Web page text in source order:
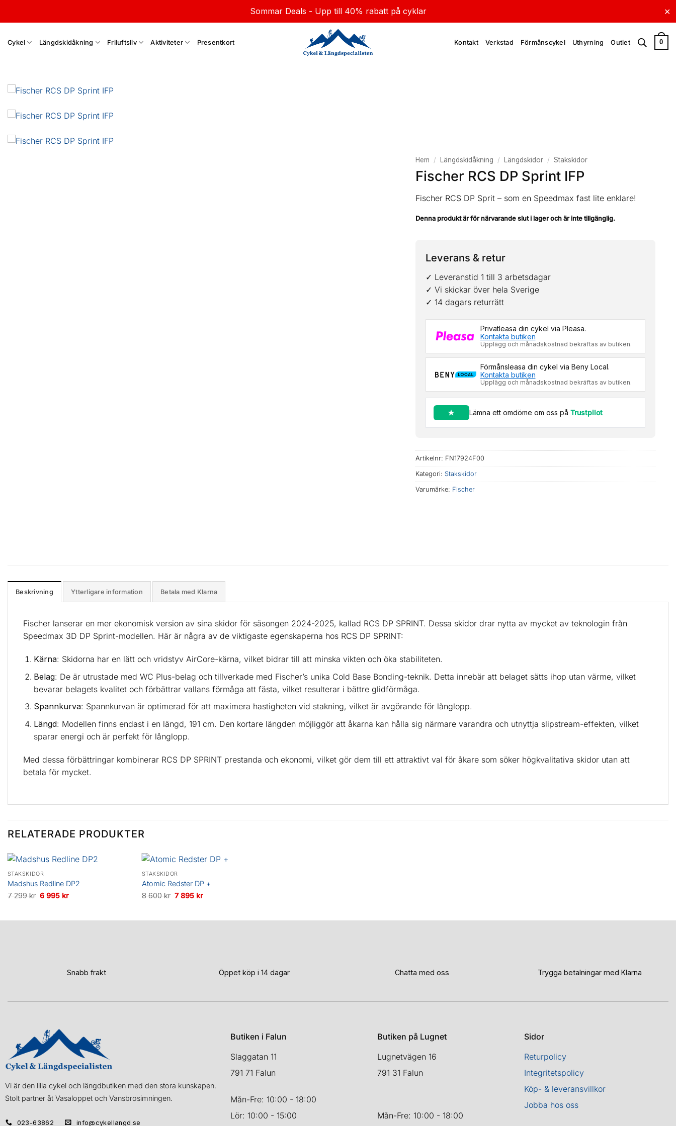
Sommar Deals - Upp till 40% rabatt på cyklar ✕
Cykel Längdskidåkning Friluftsliv Aktiviteter Presentkort Kontakt Verkstad Förmånscykel Uthyrning Outlet 0
Hem / Längdskidåkning / Längdskidor / Stakskidor
Fischer RCS DP Sprint IFP
Fischer RCS DP Sprit – som en Speedmax fast lite enklare!
Denna produkt är för närvarande slut i lager och är inte tillgänglig.
Leverans & retur
✓ Leveranstid 1 till 3 arbetsdagar
✓ Vi skickar över hela Sverige
✓ 14 dagars returrätt
Privatleasa din cykel via Pleasa.
Kontakta butiken
Upplägg och månadskostnad bekräftas av butiken.
Förmånsleasa din cykel via Beny Local.
Kontakta butiken
Upplägg och månadskostnad bekräftas av butiken.
Lämna ett omdöme om oss på Trustpilot
Artikelnr: FN17924F00
Kategori: Stakskidor
Varumärke: Fischer
Beskrivning Ytterligare information Betala med Klarna
Fischer lanserar en mer ekonomisk version av sina skidor för säsongen 2024-2025, kallad RCS DP SPRINT. Dessa skidor drar nytta av mycket av teknologin från
Speedmax 3D DP Sprint-modellen. Här är några av de viktigaste egenskaperna hos RCS DP SPRINT:
Kärna: Skidorna har en lätt och vridstyv AirCore-kärna, vilket bidrar till att minska vikten och öka stabiliteten.
Belag: De är utrustade med WC Plus-belag och tillverkade med Fischer’s unika Cold Base Bonding-teknik. Detta innebär att belaget sätts ihop utan värme, vilket
bevarar belagets kvalitet och förbättrar vallans förmåga att fästa, vilket resulterar i bättre glidförmåga.
Spannkurva: Spannkurvan är optimerad för att maximera hastigheten vid stakning, vilket är avgörande för långlopp.
Längd: Modellen finns endast i en längd, 191 cm. Den kortare längden möjliggör att åkarna kan hålla sig närmare varandra och utnyttja slipstream-effekten, vilket
sparar energi och är perfekt för långlopp.
Med dessa förbättringar kombinerar RCS DP SPRINT prestanda och ekonomi, vilket gör dem till ett attraktivt val för åkare som söker högkvalitativa skidor utan att
betala för mycket.
RELATERADE PRODUKTER
STAKSKIDOR
Madshus Redline DP2
7 299kr Det
6 995 krDet
STAKSKIDOR
Atomic Redster DP +
8 600kr Det
7 895 krDet
Snabb frakt Öppet köp i 14 dagar Chatta med oss Trygga betalningar med Klarna
Vi är den lilla cykel och längdbutiken med den stora kunskapen.
Stolt partner åt Vasaloppet och Vansbrosimningen.
023-63862 info@cykellangd.se
Butiken i Falun
Slaggatan 11
791 71 Falun
Mån-Fre: 10:00 - 18:00
Lör: 10:00 - 15:00
Butiken på Lugnet
Lugnetvägen 16
791 31 Falun
Mån-Fre: 10:00 - 18:00
Sidor
Returpolicy
Integritetspolicy
Köp- & leveransvillkor
Jobba hos oss